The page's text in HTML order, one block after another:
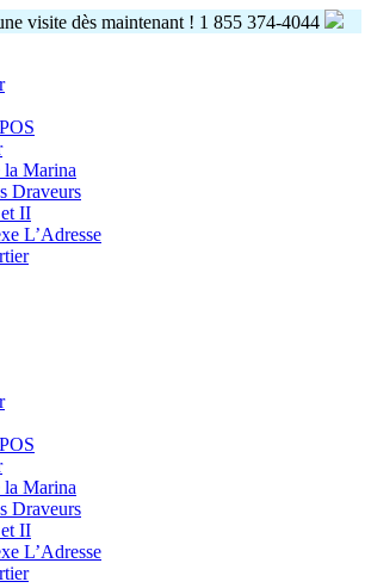
visite dès maintenant ! 1 855 374-4044
la Marina
Draveurs
II
L’Adresse
la Marina
Draveurs
II
L’Adresse